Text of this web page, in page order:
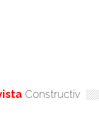
Constructiv